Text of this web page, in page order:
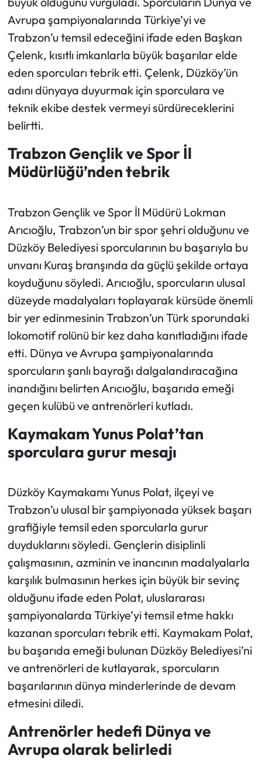
Avrupa şampiyonalarında Türkiye’yi ve
Trabzon’u temsil edeceğini ifade eden Başkan
Çelenk, kısıtlı imkanlarla büyük başarılar elde
eden sporcuları tebrik etti. Çelenk, Düzköy’ün
adını dünyaya duyurmak için sporculara ve
teknik ekibe destek vermeyi sürdüreceklerini
belirtti.
Trabzon Gençlik ve Spor İl
Müdürlüğü’nden tebrik
Trabzon Gençlik ve Spor İl Müdürü Lokman
Arıcıoğlu, Trabzon’un bir spor şehri olduğunu ve
Düzköy Belediyesi sporcularının bu başarıyla bu
unvanı Kuraş branşında da güçlü şekilde ortaya
koyduğunu söyledi. Arıcıoğlu, sporcuların ulusal
düzeyde madalyaları toplayarak kürsüde önemli
bir yer edinmesinin Trabzon’un Türk sporundaki
lokomotif rolünü bir kez daha kanıtladığını ifade
etti. Dünya ve Avrupa şampiyonalarında
sporcuların şanlı bayrağı dalgalandıracağına
inandığını belirten Arıcıoğlu, başarıda emeği
geçen kulübü ve antrenörleri kutladı.
Kaymakam Yunus Polat’tan
sporculara gurur mesajı
Düzköy Kaymakamı Yunus Polat, ilçeyi ve
Trabzon’u ulusal bir şampiyonada yüksek başarı
grafiğiyle temsil eden sporcularla gurur
duyduklarını söyledi. Gençlerin disiplinli
çalışmasının, azminin ve inancının madalyalarla
karşılık bulmasının herkes için büyük bir sevinç
olduğunu ifade eden Polat, uluslararası
şampiyonalarda Türkiye’yi temsil etme hakkı
kazanan sporcuları tebrik etti. Kaymakam Polat,
bu başarıda emeği bulunan Düzköy Belediyesi’ni
ve antrenörleri de kutlayarak, sporcuların
başarılarının dünya minderlerinde de devam
etmesini diledi.
Antrenörler hedefi Dünya ve
Avrupa olarak belirledi